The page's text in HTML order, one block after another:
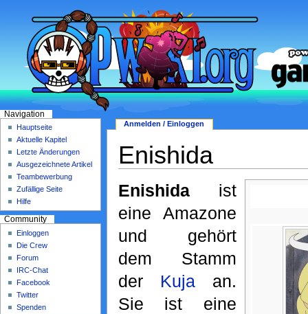
Enishida
Enishidaist
eine Amazone
und gehört
dem Stamm
der Kujaan.
Sie ist eine
Anmelden / Einloggen
Navigation
Hauptseite
Aktuelle Kapitel
Letzte Änderungen
Ausgezeichnete Artikel
Teambewerbung
Zufällige Seite
Hilfe
Community
Einloggen
Die Crew
Forum
IRC-Chat
Facebook
Twitter
Spenden